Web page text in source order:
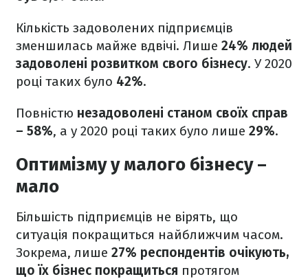
Кількість задоволених підприємців
зменшилась майже вдвічі. Лише 24% людей
задоволені розвитком свого бізнесу. У 2020
році таких було 42%.
Повністю незадоволені станом своїх справ
– 58%, а у 2020 році таких було лише 29%.
Оптимізму у малого бізнесу –
мало
Більшість підприємців не вірять, що
ситуація покращиться найближчим часом.
Зокрема, лише 27% респондентів очікують,
що їх бізнес покращиться протягом